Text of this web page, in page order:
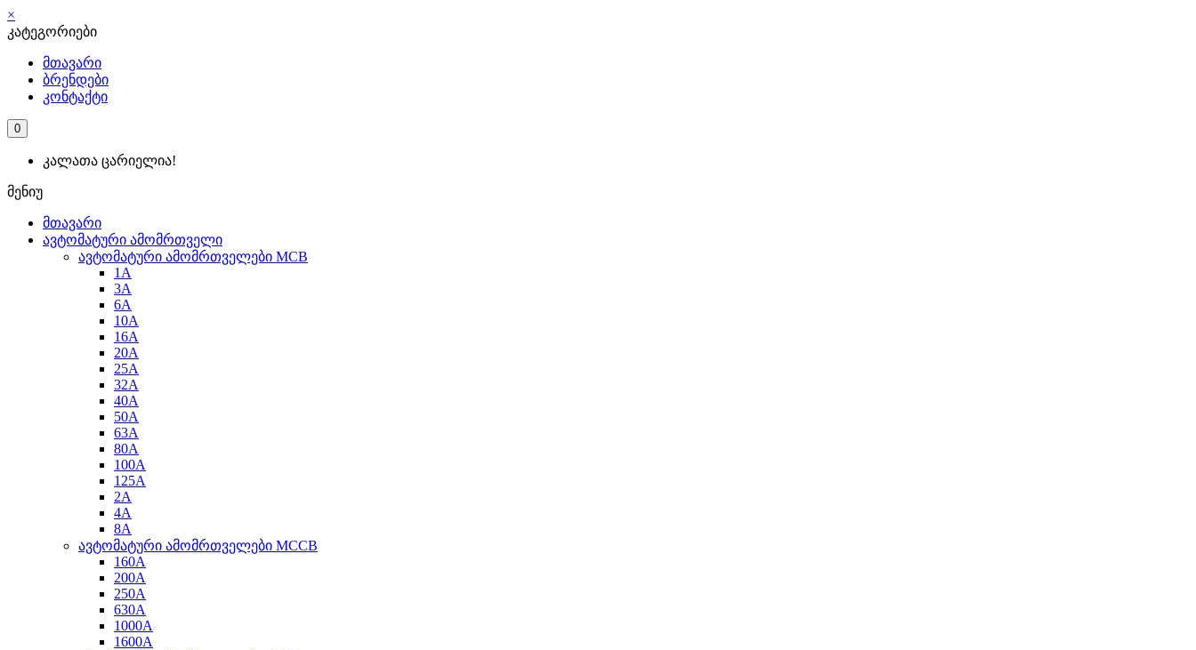
×
კატეგორიები
მთავარი
ბრენდები
კონტაქტი
0
კალათა ცარიელია!
მენიუ
მთავარი
ავტომატური ამომრთველი
ავტომატური ამომრთველები MCB
1A
3A
6A
10A
16A
20A
25А
32A
40A
50A
63A
80A
100A
125A
2A
4A
8A
ავტომატური ამომრთველები MCCB
160A
200A
250A
630A
1000A
1600A